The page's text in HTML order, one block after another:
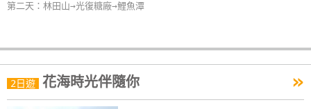
第二天：林田山→光復糖廠→鯉魚潭
2日遊 花海時光伴隨你 »